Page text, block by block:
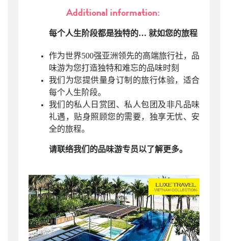
Additional information:
每个人生阶段都是独特的… 就如您的旅程
作为世界500强亚洲领先的高端旅行社，品
味游为您打造独特和难忘的品味时刻
我们为您提供量身订制的旅行体验，适合
每个人生阶段。
我们的私人日赏团、私人包团及非凡品味
礼遇，贴身照顾您的需要，独享无忧、安
全的旅程。
请联络我们的品味游专员以了解更多。